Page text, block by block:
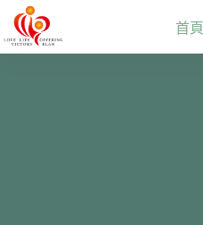
主
首頁